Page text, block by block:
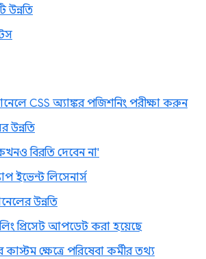
উন্নতি
CSS অ্যাঙ্কর পজিশনিং পরীক্ষা করুন
উন্নতি
বিরতি দেবেন না'
ইভেন্ট লিসেনার্স
উন্নতি
প্রিসেট আপডেট করা হয়েছে
কাস্টম ক্ষেত্রে পরিষেবা কর্মীর তথ্য